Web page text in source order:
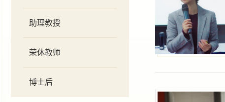
助理教授
荣休教师
博士后